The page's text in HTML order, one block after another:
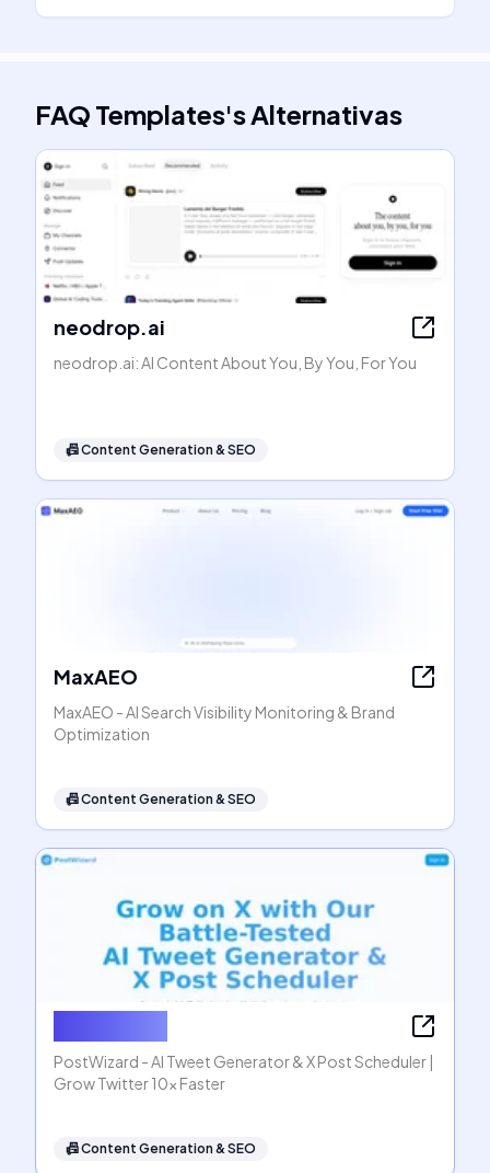
FAQ Templates'sAlternativas
neodrop.ai
neodrop.ai: AI Content About You, By You, For You
📠Content Generation & SEO
MaxAEO
MaxAEO - AI Search Visibility Monitoring & Brand
Optimization
📠Content Generation & SEO
PostWizard - AI Tweet Generator & X Post Scheduler |
Grow Twitter 10x Faster
📠Content Generation & SEO